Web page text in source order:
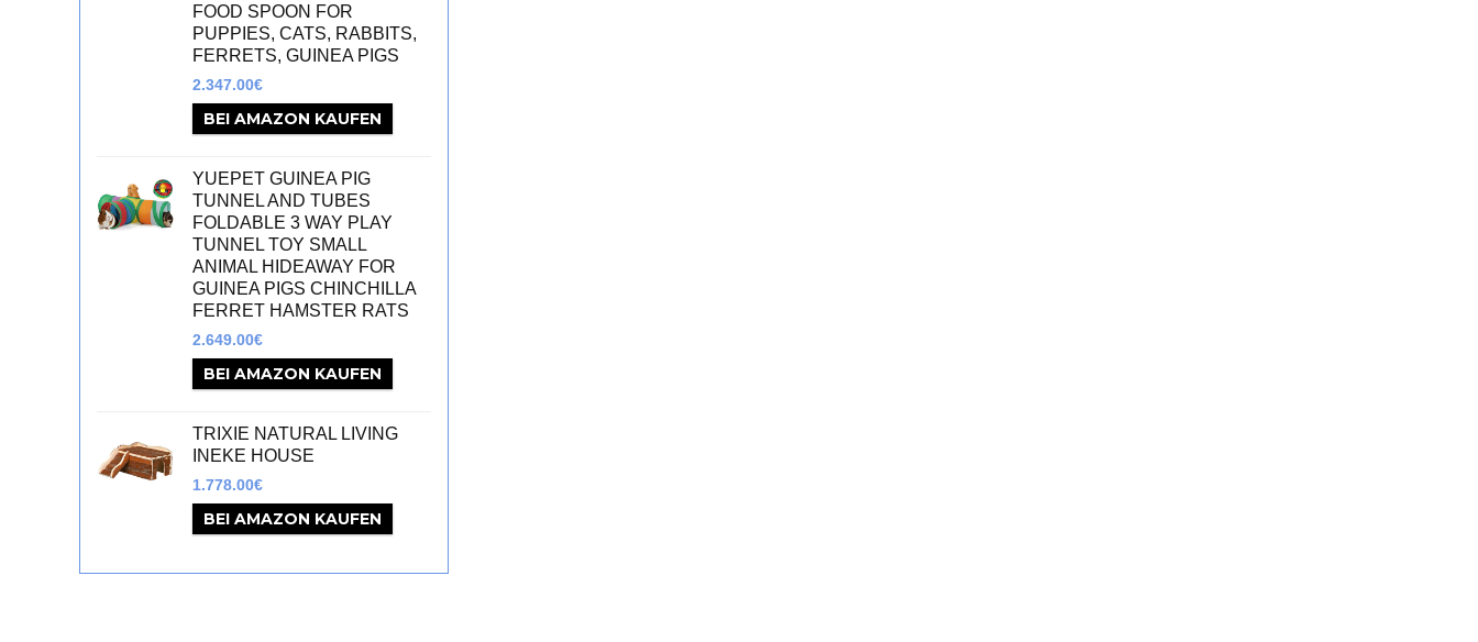
FOOD SPOON FOR
PUPPIES, CATS, RABBITS,
FERRETS, GUINEA PIGS
2.347.00€
BEI AMAZON KAUFEN
YUEPET GUINEA PIG
TUNNEL AND TUBES
FOLDABLE 3 WAY PLAY
TUNNEL TOY SMALL
ANIMAL HIDEAWAY FOR
GUINEA PIGS CHINCHILLA
FERRET HAMSTER RATS
2.649.00€
BEI AMAZON KAUFEN
TRIXIE NATURAL LIVING
INEKE HOUSE
1.778.00€
BEI AMAZON KAUFEN